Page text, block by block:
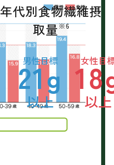
男性目標
21g
以上
女性目
18
以上
年代別食物繊維摂
取量※6